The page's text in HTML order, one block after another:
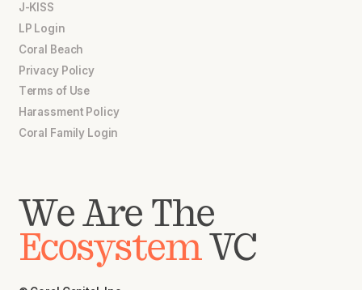
J-KISS
LP Login
Coral Beach
Privacy Policy
Terms of Use
Harassment Policy
Coral Family Login
We Are The
EcosystemVC